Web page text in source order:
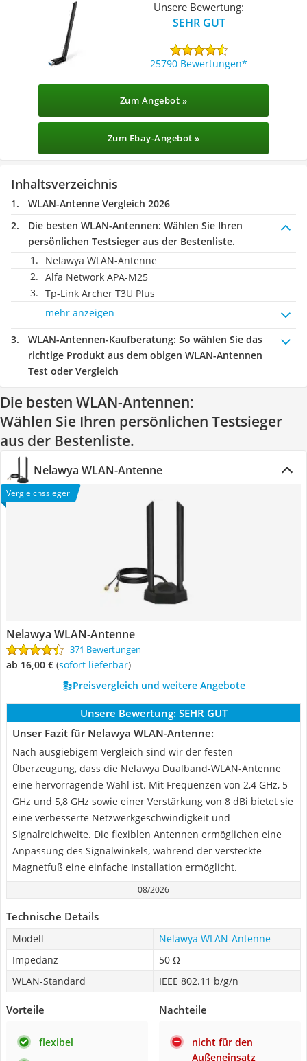
Unsere Bewertung:
SEHR GUT
25790 Bewertungen
Zum Angebot »
Zum Ebay-Angebot »
Inhaltsverzeichnis
WLAN-Antenne Vergleich 2026
Die besten WLAN-Antennen: Wählen Sie Ihren
persönlichen Testsieger aus der Bestenliste.
Nelawya WLAN-Antenne
Alfa Network APA-M25
Tp-Link Archer T3U Plus
mehr anzeigen
WLAN-Antennen-Kaufberatung: So wählen Sie das
richtige Produkt aus dem obigen WLAN-Antennen
Test oder Vergleich
Die besten WLAN-Antennen:
Wählen Sie Ihren persönlichen Testsieger
aus der Bestenliste.
Nelawya WLAN-Antenne
Vergleichssieger
Nelawya WLAN-Antenne
371 Bewertungen
ab 16,00 € ( Sofort lieferbar)
Preisvergleich und weitere Angebote
Unsere Bewertung: SEHR GUT
Unser Fazit für Nelawya WLAN-Antenne:
Nach ausgiebigem Vergleich sind wir der festen
Überzeugung, dass die Nelawya Dualband-WLAN-Antenne
eine hervorragende Wahl ist. Mit Frequenzen von 2,4 GHz, 5
GHz und 5,8 GHz sowie einer Verstärkung von 8 dBi bietet sie
eine verbesserte Netzwerkgeschwindigkeit und
Signalreichweite. Die flexiblen Antennen ermöglichen eine
Anpassung des Signalwinkels, während der versteckte
Magnetfuß eine einfache Installation ermöglicht.
08/2026
Technische Details
Modell
Nelawya WLAN-Antenne
Impedanz
50 Ω
WLAN-Standard
IEEE 802.11 b/g/n
Vorteile
flexibel
Nachteile
nicht für den
Außeneinsatz